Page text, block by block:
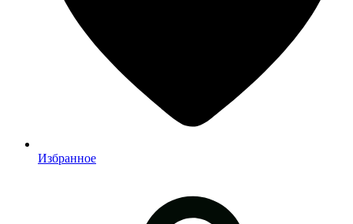
Избранное